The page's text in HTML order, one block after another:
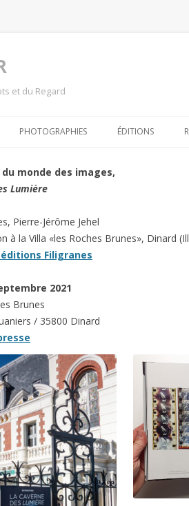
et du Regard
PHOTOGRAPHIES ÉDITIONS
monde des images,
Lumière
Pierre-Jérôme Jehel
à la Villa «les Roches Brunes», Dinard
Filigranes
2021
Brunes
/ 35800 Dinard